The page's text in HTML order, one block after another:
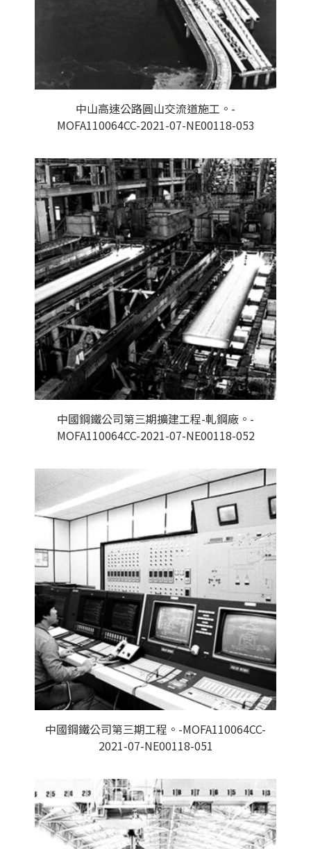
中山高速公路圓山交流道施工。-
MOFA110064CC-2021-07-NE00118-053
中國鋼鐵公司第三期擴建工程-軋鋼廠。-
MOFA110064CC-2021-07-NE00118-052
中國鋼鐵公司第三期工程。-MOFA110064CC-
2021-07-NE00118-051